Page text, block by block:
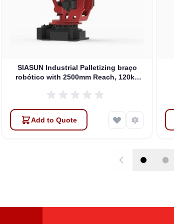
SIASUN Industrial Palletizing braço
robótico with 2500mm Reach, 120kg
120/2.50)
Add to Quote